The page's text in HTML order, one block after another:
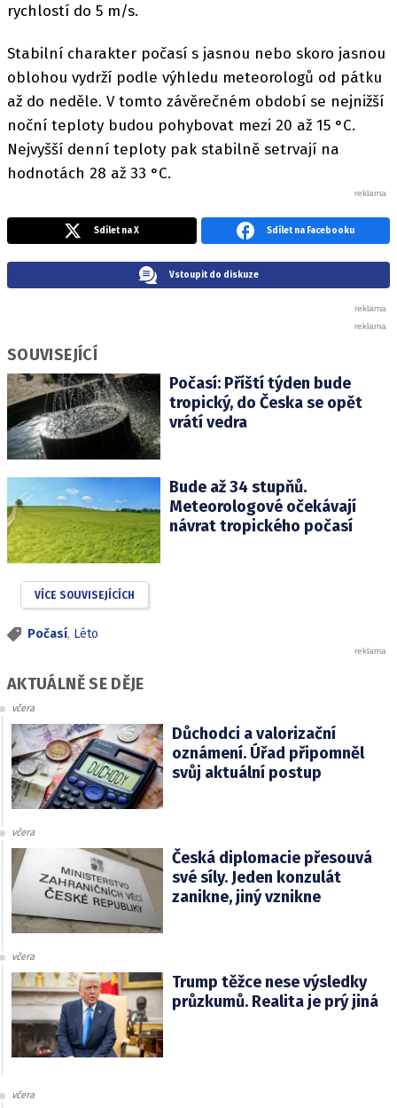
rychlostí do 5 m/s.
Stabilní charakter počasí s jasnou nebo skoro jasnou
oblohou vydrží podle výhledu meteorologů od pátku
až do neděle. V tomto závěrečném období se nejnižší
noční teploty budou pohybovat mezi 20 až 15 °C.
Nejvyšší denní teploty pak stabilně setrvají na
hodnotách 28 až 33 °C.
Sdílet na X Sdílet na Facebooku
Vstoupit do diskuze
SOUVISEJÍCÍ
Počasí: Příští týden bude
tropický, do Česka se opět
vrátí vedra
Bude až 34 stupňů.
Meteorologové očekávají
návrat tropického počasí
VÍCE SOUVISEJÍCÍCH
Počasí, Léto
AKTUÁLNĚ SE DĚJE
včera
Důchodci a valorizační
oznámení. Úřad připomněl
svůj aktuální postup
včera
Česká diplomacie přesouvá
své síly. Jeden konzulát
zanikne, jiný vznikne
včera
Trump těžce nese výsledky
průzkumů. Realita je prý jiná
včera